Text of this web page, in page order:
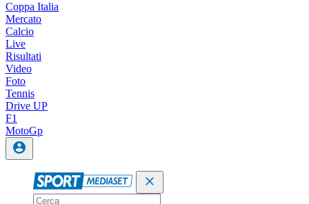
Coppa Italia
Mercato
Calcio
Live
Risultati
Video
Foto
Tennis
Drive UP
F1
MotoGp